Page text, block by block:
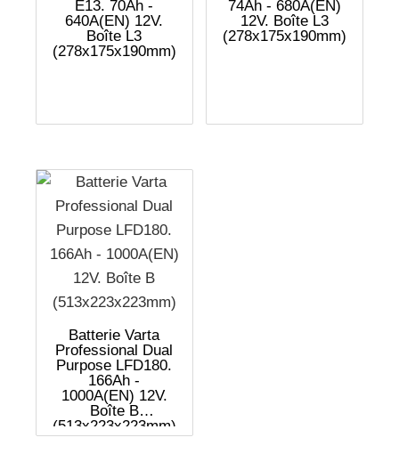
E13. 70Ah -
640A(EN) 12V.
Boîte L3
(278x175x190mm)
74Ah - 680A(EN)
12V. Boîte L3
(278x175x190mm)
Batterie Varta
Professional Dual
Purpose LFD180.
166Ah -
1000A(EN) 12V.
Boîte B
(513x223x223mm)